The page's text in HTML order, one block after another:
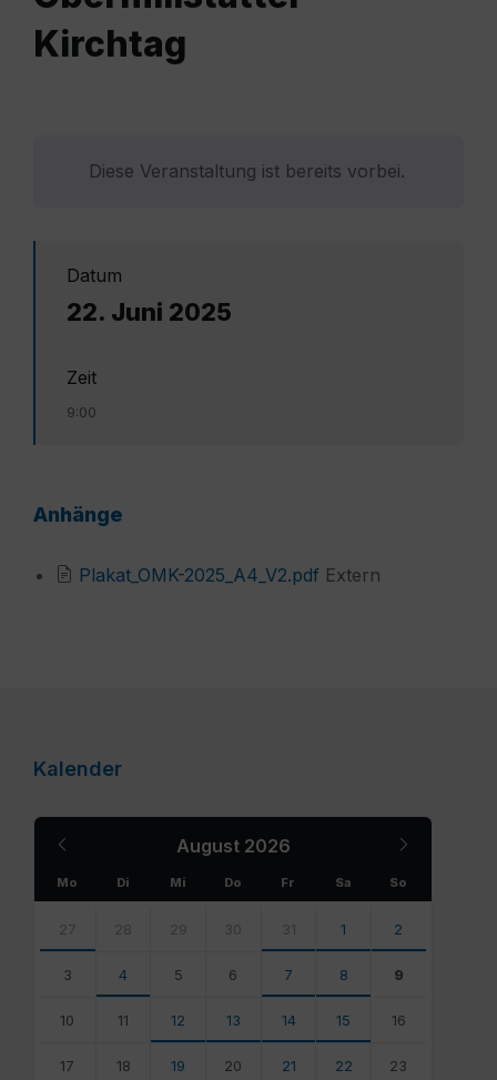
Kirchtag
Diese Veranstaltung ist bereits vorbei.
Datum
22. Juni 2025
Zeit
9:00
Anhänge
Plakat_OMK-2025_A4_V2.pdf File
Extern
Kalender
August 2026
Month
Mo Di Mi Do Fr Sa So
calendar
days
27 28 29 30 31 1 2
3 4 5 6 7 8 9
10 11 12 13 14 15 16
17 18 19 20 21 22 23